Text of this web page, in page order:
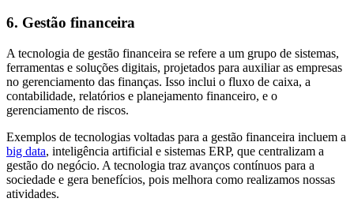
6. Gestão financeira
A tecnologia de gestão financeira se refere a um grupo de sistemas,
ferramentas e soluções digitais, projetados para auxiliar as empresas
no gerenciamento das finanças. Isso inclui o fluxo de caixa, a
contabilidade, relatórios e planejamento financeiro, e o
gerenciamento de riscos.
Exemplos de tecnologias voltadas para a gestão financeira incluem a
big data, inteligência artificial e sistemas ERP, que centralizam a
gestão do negócio. A tecnologia traz avanços contínuos para a
sociedade e gera benefícios, pois melhora como realizamos nossas
atividades.